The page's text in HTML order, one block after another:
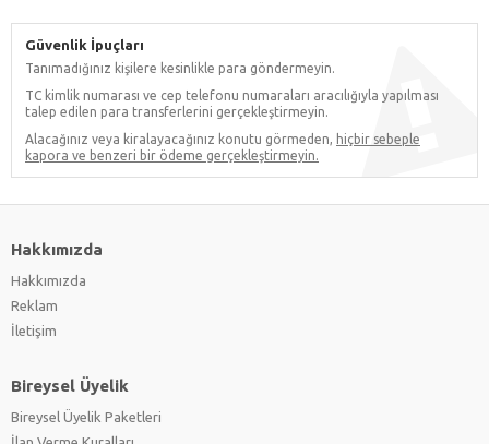
Güvenlik İpuçları
Tanımadığınız kişilere kesinlikle para göndermeyin.
TC kimlik numarası ve cep telefonu numaraları aracılığıyla yapılması
talep edilen para transferlerini gerçekleştirmeyin.
Alacağınız veya kiralayacağınız konutu görmeden, hiçbir sebeple
kapora ve benzeri bir ödeme gerçekleştirmeyin.
Hakkımızda
Hakkımızda
Reklam
İletişim
Bireysel Üyelik
Bireysel Üyelik Paketleri